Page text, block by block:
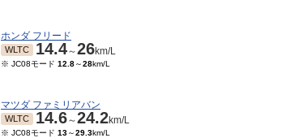
ホンダ フリード
WLTC 14.4～26km/L
※ JC08モード 12.8～28km/L
マツダ ファミリアバン
WLTC 14.6～24.2km/L
※ JC08モード 13～29.3km/L